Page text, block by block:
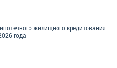
жилищного кредитования
года